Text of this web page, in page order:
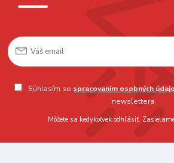
Súhlasím so spracovaním osobných
newslettera.
Môžete sa kedykoľvek odhlásiť.